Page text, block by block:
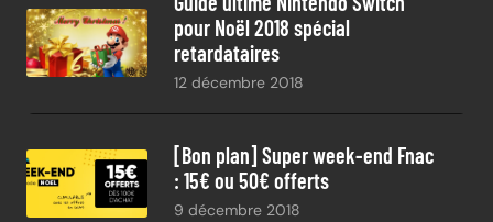
pour Noël 2018 spécial
retardataires
12 décembre 2018
[Bon plan] Super week-end Fnac
: 15€ ou 50€ offerts
9 décembre 2018